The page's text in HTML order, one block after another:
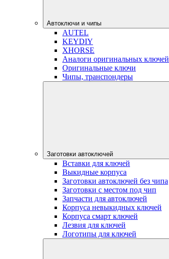
Автоключи и чипы
AUTEL
KEYDIY
XHORSE
Аналоги оригинальных ключей
Оригинальные ключи
Чипы, транспондеры
Заготовки автоключей
Вставки для ключей
Выкидные корпуса
Заготовки автоключей без чипа
Заготовки с местом под чип
Запчасти для автоключей
Корпуса невыкидных ключей
Корпуса смарт ключей
Лезвия для ключей
Логотипы для ключей